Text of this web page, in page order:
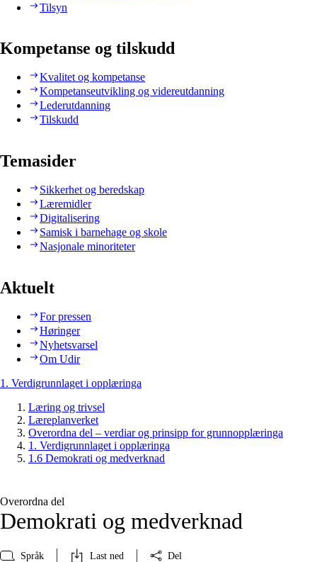
Tilsyn
Kompetanse og tilskudd
Kvalitet og kompetanse
Kompetanseutvikling og videreutdanning
Lederutdanning
Tilskudd
Temasider
Sikkerhet og beredskap
Læremidler
Digitalisering
Samisk i barnehage og skole
Nasjonale minoriteter
Aktuelt
For pressen
Høringer
Nyhetsvarsel
Om Udir
1. Verdigrunnlaget i opplæringa
Læring og trivsel
Læreplanverket
Overordna del – verdiar og prinsipp for grunnopplæringa
1. Verdigrunnlaget i opplæringa
1.6 Demokrati og medverknad
Overordna del
Demokrati og medverknad
Språk Last ned Del